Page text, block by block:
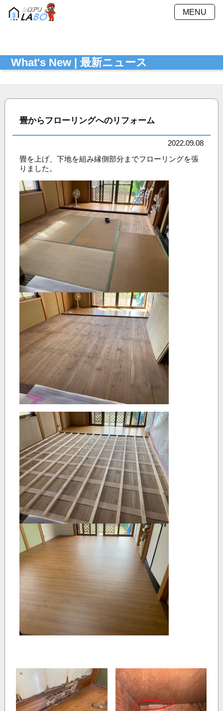
MENU
施工事例 Ｑ＆Ａ
シミュレーション
プライバシーポリシー お問い合わせ
What's New | 最新ニュース
畳からフローリングへのリフォーム
2022.09.08
畳を上げ、下地を組み縁側部分までフローリングを張
りました。